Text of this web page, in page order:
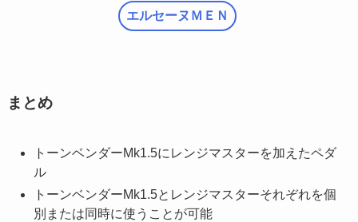
エルセーヌＭＥＮ
まとめ
トーンベンダーMk1.5にレンジマスターを加えたペダ
ル
トーンベンダーMk1.5とレンジマスターそれぞれを個
別または同時に使うことが可能